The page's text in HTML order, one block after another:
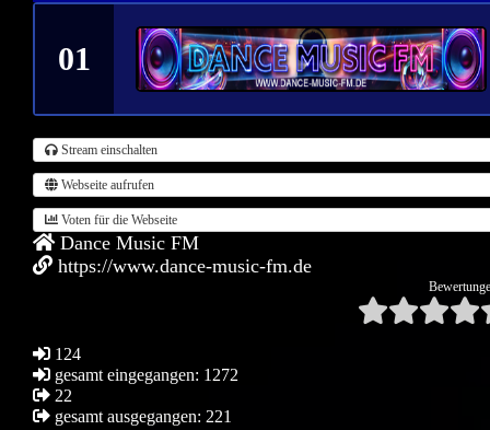
01
Stream einschalten
Webseite aufrufen
Voten für die Webseite
Dance Music FM
https://www.dance-music-fm.de
124
gesamt eingegangen: 1272
22
gesamt ausgegangen: 221